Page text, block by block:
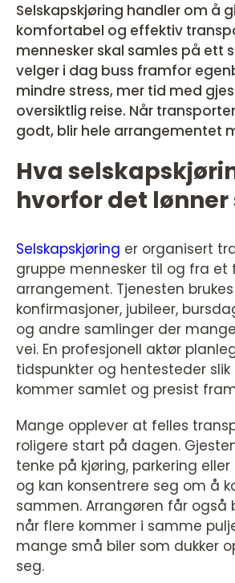
Selskapskjøring handler om å
komfortabel og effektiv
mennesker skal samles på ett
velger i dag buss framfor
mindre stress, mer tid med
oversiktlig reise. Når
godt, blir hele arrangementet
Hva
hvorfor det lønner
Selskapskjøring er organisert
gruppe mennesker til og fra et
arrangement. Tjenesten
konfirmasjoner, jubileer,
og andre samlinger der
vei. En profesjonell aktør
tidspunkter og hentesteder
kommer samlet og presist
Mange opplever at felles
roligere start på dagen.
tenke på kjøring, parkering
og kan konsentrere seg om å
sammen. Arrangøren får også
når flere kommer i samme
mange små biler som dukker
seg.